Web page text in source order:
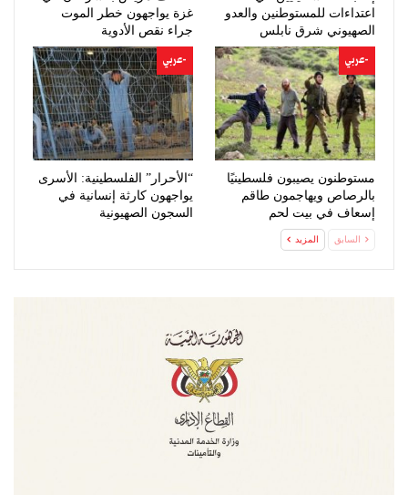
اعتداءات للمستوطنين والعدو
الصهيوني شرق نابلس
غزة يواجهون خطر الموت
جراء نقص الأدوية
-عربي
مستوطنون يصيبون فلسطينيًا
بالرصاص ويهاجمون طاقم
إسعاف في بيت لحم
-عربي
“الأحرار” الفلسطينية: الأسرى
يواجهون كارثة إنسانية في
السجون الصهيونية
السابق المزيد